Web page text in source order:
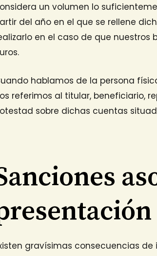
un volumen lo
del año en el que se rellene
en el caso de que
hablamos de la persona
referimos al titular, beneficiario,
sobre dichas cuentas
gravísimas consecuencias